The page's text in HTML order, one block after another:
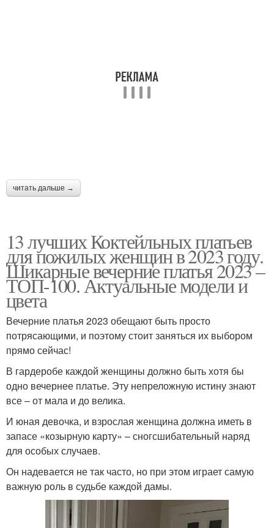
читать дальше →
13 лучших Коктейльных платьев
для пожилых женщин в 2023 году.
Шикарные вечерние платья 2023 –
ТОП-100. Актуальные модели и
цвета
Вечерние платья 2023 обещают быть просто
потрясающими, и поэтому стоит заняться их выбором
прямо сейчас!
В гардеробе каждой женщины должно быть хотя бы
одно вечернее платье. Эту непреложную истину знают
все – от мала и до велика.
И юная девочка, и взрослая женщина должна иметь в
запасе «козырную карту» – сногсшибательный наряд
для особых случаев.
Он надевается не так часто, но при этом играет самую
важную роль в судьбе каждой дамы.